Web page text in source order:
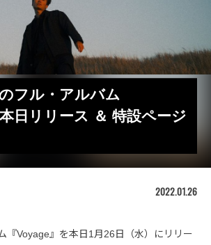
フル・アルバム
日リリース ＆ 特設ページ
2022.01.26
『Voyage』を本日1月26日（水）にリリー